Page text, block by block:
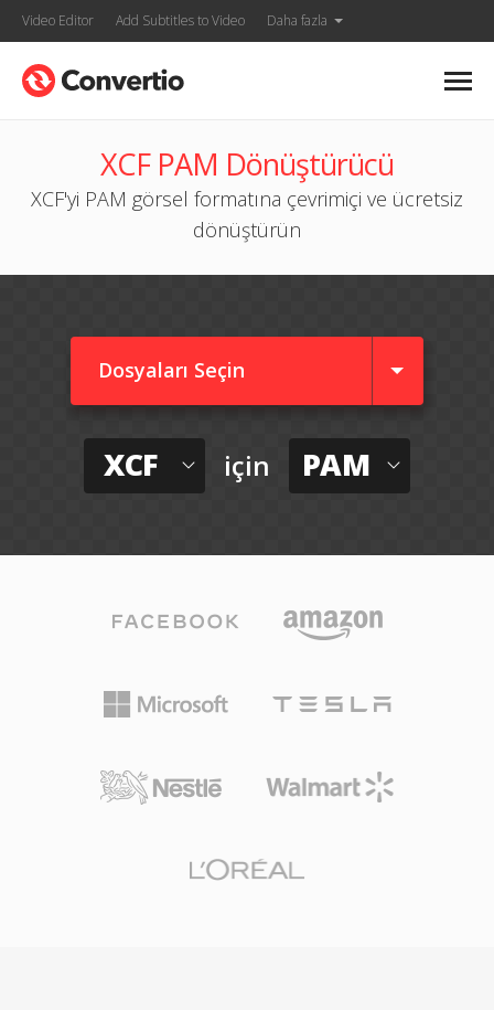
Video Editor Add Subtitles to Video Daha fazla
XCF PAM Dönüştürücü
XCF'yi PAM görsel formatına çevrimiçi ve ücretsiz
dönüştürün
Dosyaları Seçin
XCF için PAM